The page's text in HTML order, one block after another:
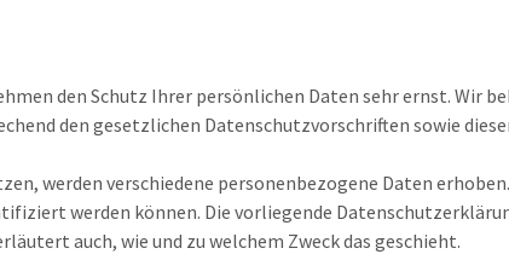
den Schutz Ihrer persönlichen Daten sehr ernst. Wir
den gesetzlichen Datenschutzvorschriften sowie
werden verschiedene personenbezogene Daten
werden können. Die vorliegende
auch, wie und zu welchem Zweck das geschieht.